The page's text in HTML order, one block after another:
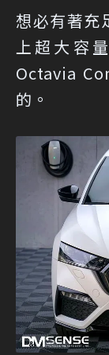
想必有著充
上超大容
Octavia
的。